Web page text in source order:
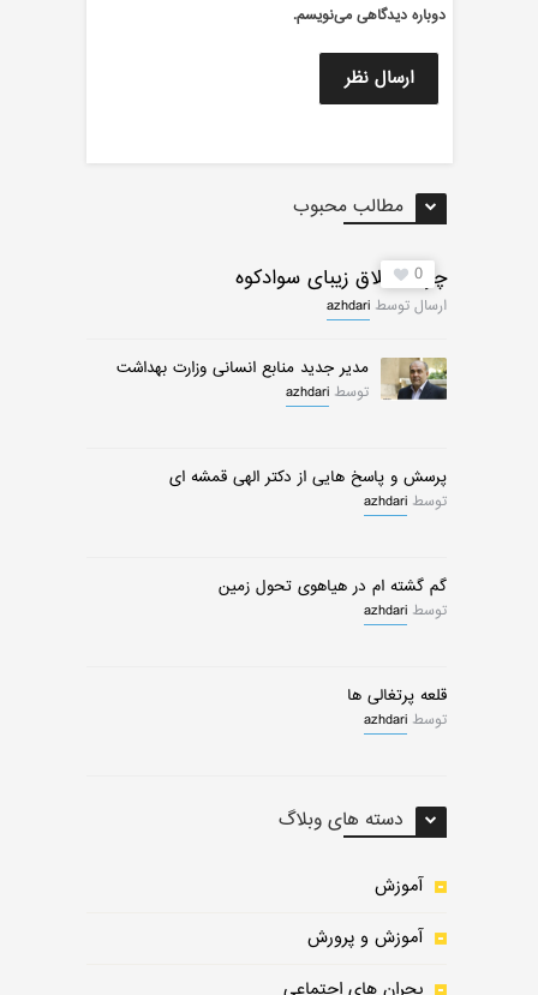
دوباره دیدگاهی می‌نویسم.
مطالب محبوب
0
چرات ییلاق زیبای سوادکوه
ارسال توسطazhdari
مدیر جدید منابع انسانی وزارت بهداشت
توسطazhdari
پرسش و پاسخ هایی از دکتر الهی قمشه ای
توسطazhdari
گم گشته ام در هیاهوی تحول زمین
توسطazhdari
قلعه پرتغالی ها
توسطazhdari
دسته های وبلاگ
آموزش
آموزش و پرورش